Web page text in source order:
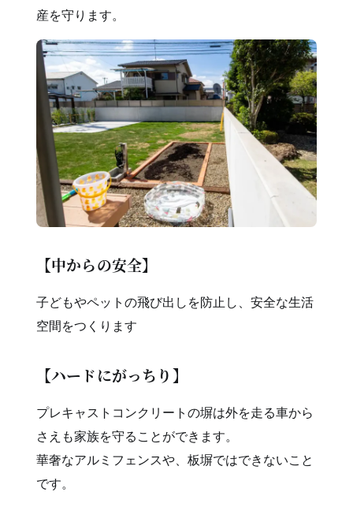
産を守ります。
【中からの安全】
子どもやペットの飛び出しを防止し、安全な生活
空間をつくります
【ハードにがっちり】
プレキャストコンクリートの塀は外を走る車から
さえも家族を守ることができます。
華奢なアルミフェンスや、板塀ではできないこと
です。